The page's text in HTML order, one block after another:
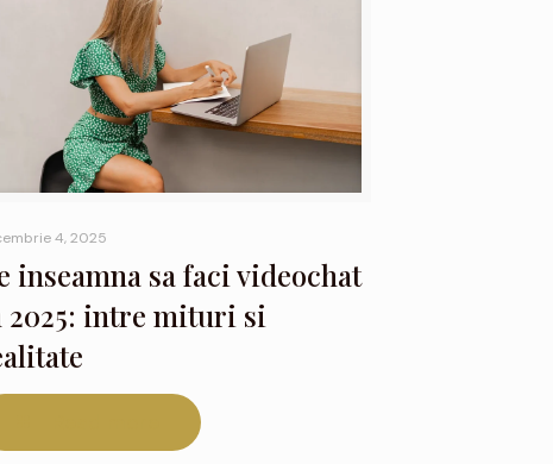
4, 2025
inseamna sa faci videochat
2025: intre mituri si